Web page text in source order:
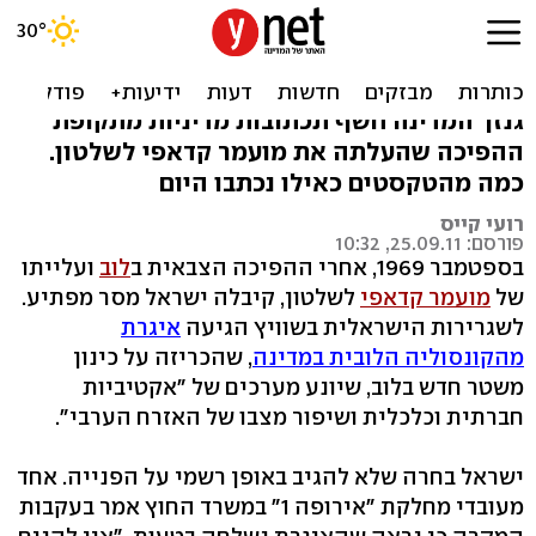
ישראל, 1969: "חשש בעקבות
ההפיכה בלוב"
גנזך המדינה חשף תכתובות מדיניות מתקופת
ההפיכה שהעלתה את מועמר קדאפי לשלטון.
כמה מהטקסטים כאילו נכתבו היום
רועי קייס
פורסם: 25.09.11, 10:32
בספטמבר 1969, אחרי ההפיכה הצבאית ב לוב ועלייתו
של מועמר קדאפי לשלטון, קיבלה ישראל מסר מפתיע.
לשגרירות הישראלית בשוויץ הגיעה איגרת
מהקונסוליה הלובית במדינה, שהכריזה על כינון
משטר חדש בלוב, שיונע מערכים של "אקטיביות
חברתית וכלכלית ושיפור מצבו של האזרח הערבי".
ישראל בחרה שלא להגיב באופן רשמי על הפנייה. אחד
מעובדי מחלקת "אירופה 1" במשרד החוץ אמר בעקבות